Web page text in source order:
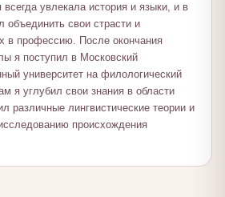
всегда увлекала история и языки, и в
объединить свои страсти и
в профессию. После окончания
я поступил в Московский
университет на филологический
я углубил свои знания в области
различные лингвистические теории и
происхождения